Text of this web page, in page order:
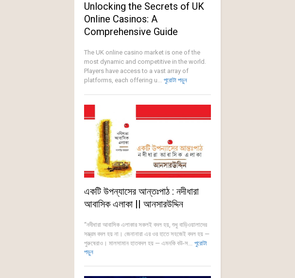
Unlocking the Secrets of UK
Online Casinos: A
Comprehensive Guide
The UK online casino market is one of the
most dynamic and competitive in the world.
Players have access to a vast array of
platforms, each offering u... পুরোটা পড়ুন
একটি উপন্যাসের আন্তঃপাঠ : নদীধারা
আবাসিক এলাকা || আনসারউদ্দিন
“নদীধারা আবাসিক এলাকার সকলই বদল হয়, শুধু বাড়িওয়ালাদের
সম্ভ্রম বদল হয় না। জেনানারা এর ওর হাতে সহজেই বদল হয় —
পুরুষেরাও। মালসামান হাতবদল হয় — এমনকি বউ-স... পুরোটা
পড়ুন